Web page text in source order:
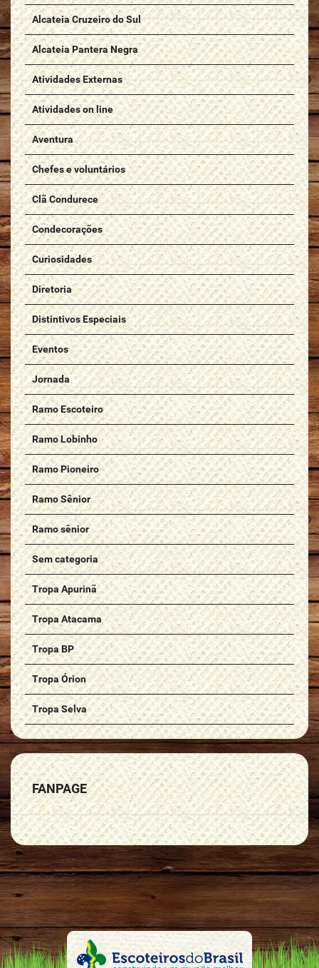
Alcateia Cruzeiro do Sul
Alcateia Pantera Negra
Atividades Externas
Atividades on line
Aventura
Chefes e voluntários
Clã Condurece
Condecorações
Curiosidades
Diretoria
Distintivos Especiais
Eventos
Jornada
Ramo Escoteiro
Ramo Lobinho
Ramo Pioneiro
Ramo Sênior
Ramo sênior
Sem categoria
Tropa Apurinã
Tropa Atacama
Tropa BP
Tropa Órion
Tropa Selva
FANPAGE